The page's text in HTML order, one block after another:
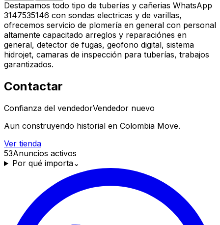
Destapamos todo tipo de tuberías y cañerias WhatsApp
3147535146 con sondas electricas y de varillas,
ofrecemos servicio de plomería en general con personal
altamente capacitado arreglos y reparaciónes en
general, detector de fugas, geofono digital, sistema
hidrojet, camaras de inspección para tuberías, trabajos
garantizados.
Contactar
Confianza del vendedorVendedor nuevo
Aun construyendo historial en Colombia Move.
Ver tienda
53Anuncios activos
Por qué importa⌄